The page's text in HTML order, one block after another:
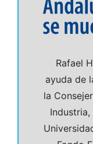
Rafael
ayuda de
la